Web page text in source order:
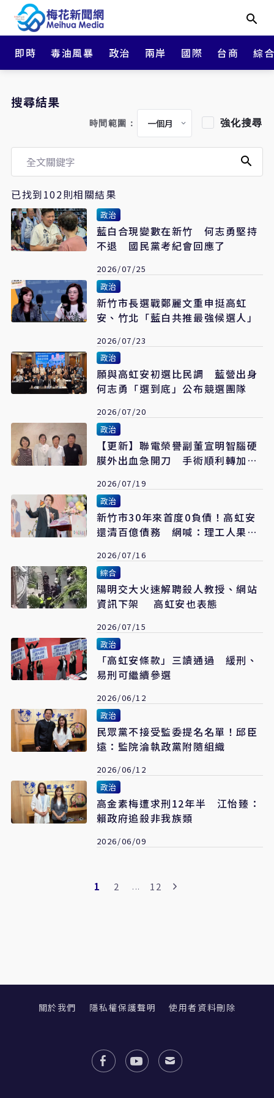
即時 毒油風暴 政治 兩岸 國際 台商 綜
搜尋結果
時間範圍： 強化搜尋
已找到102則相關結果
政治
藍白合現變數在新竹 何志勇堅持
不退 國民黨考紀會回應了
2026/07/25
政治
新竹市長選戰鄭麗文重申挺高虹
安、竹北「藍白共推最強候選人」
2026/07/23
政治
願與高虹安初選比民調 藍營出身
何志勇「選到底」公布競選團隊
2026/07/20
政治
【更新】聯電榮譽副董宣明智腦硬
膜外出血急開刀 手術順利轉加護
2026/07/19
政治
新竹市30年來首度0負債！高虹安
還清百億債務 網喊：理工人果然
2026/07/16
綜合
陽明交大火速解聘殺人教授、網站
資訊下架 高虹安也表態
2026/07/15
政治
「高虹安條款」三讀通過 緩刑、
易刑可繼續參選
2026/06/12
政治
民眾黨不接受監委提名名單！邱臣
遠：監院淪執政黨附隨組織
2026/06/12
政治
高金素梅遭求刑12年半 江怡臻：
賴政府追殺非我族類
2026/06/09
1 2 ... 12
關於我們 隱私權保護聲明 使用者資料刪除